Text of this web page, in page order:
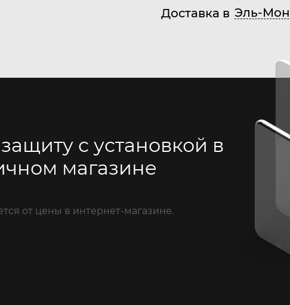
Доставка в Эль-
с установкой в
магазине
от цены в интернет-магазине.